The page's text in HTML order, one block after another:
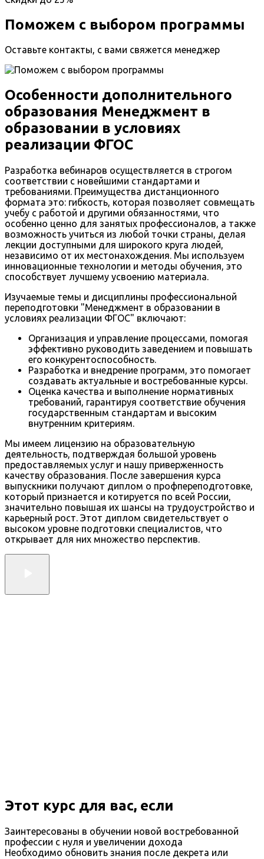
Поможем с выбором программы
Оставьте контакты, с вами свяжется менеджер
Особенности дополнительного
образования Менеджмент в
образовании в условиях
реализации ФГОС
Разработка вебинаров осуществляется в строгом
соответствии с новейшими стандартами и
требованиями. Преимущества дистанционного
формата это: гибкость, которая позволяет совмещать
учебу с работой и другими обязанностями, что
особенно ценно для занятых профессионалов, а также
возможность учиться из любой точки страны, делая
лекции доступными для широкого круга людей,
независимо от их местонахождения. Мы используем
инновационные технологии и методы обучения, это
способствует лучшему усвоению материала.
Изучаемые темы и дисциплины профессиональной
переподготовки "Менеджмент в образовании в
условиях реализации ФГОС" включают:
Организация и управление процессами, помогая
эффективно руководить заведением и повышать
его конкурентоспособность.
Разработка и внедрение программ, это помогает
создавать актуальные и востребованные курсы.
Оценка качества и выполнение нормативных
требований, гарантируя соответствие обучения
государственным стандартам и высоким
внутренним критериям.
Мы имеем лицензию на образовательную
деятельность, подтверждая большой уровень
предоставляемых услуг и нашу приверженность
качеству образования. После завершения курса
выпускники получают диплом о профпереподготовке,
который признается и котируется по всей России,
значительно повышая их шансы на трудоустройство и
карьерный рост. Этот диплом свидетельствует о
высоком уровне подготовки специалистов, что
открывает для них множество перспектив.
Этот курс для вас, если
Заинтересованы в обучении новой востребованной
профессии с нуля и увеличении дохода
Необходимо обновить знания после декрета или